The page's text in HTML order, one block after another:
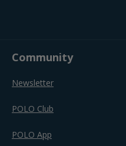
Community
Newsletter
POLO Club
POLO App